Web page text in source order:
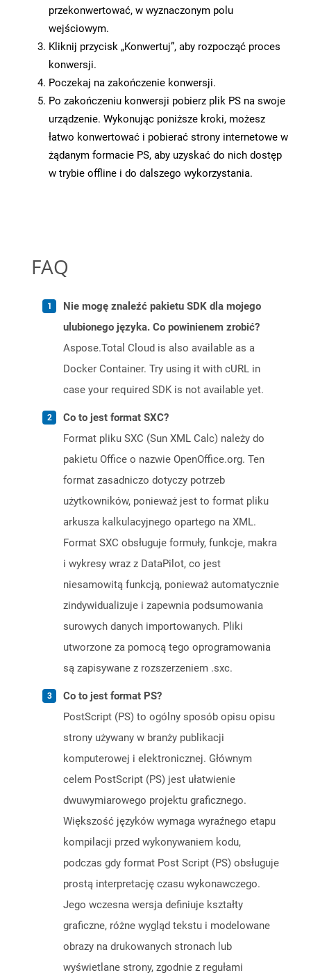
przekonwertować, w wyznaczonym polu
wejściowym.
Kliknij przycisk „Konwertuj”, aby rozpocząć proces
konwersji.
Poczekaj na zakończenie konwersji.
Po zakończeniu konwersji pobierz plik PS na swoje
urządzenie. Wykonując poniższe kroki, możesz
łatwo konwertować i pobierać strony internetowe w
żądanym formacie PS, aby uzyskać do nich dostęp
w trybie offline i do dalszego wykorzystania.
FAQ
Nie mogę znaleźć pakietu SDK dla mojego
ulubionego języka. Co powinienem zrobić?
Aspose.Total Cloud is also available as a
Docker Container. Try using it with cURL in
case your required SDK is not available yet.
Co to jest format SXC?
Format pliku SXC (Sun XML Calc) należy do
pakietu Office o nazwie OpenOffice.org. Ten
format zasadniczo dotyczy potrzeb
użytkowników, ponieważ jest to format pliku
arkusza kalkulacyjnego opartego na XML.
Format SXC obsługuje formuły, funkcje, makra
i wykresy wraz z DataPilot, co jest
niesamowitą funkcją, ponieważ automatycznie
zindywidualizuje i zapewnia podsumowania
surowych danych importowanych. Pliki
utworzone za pomocą tego oprogramowania
są zapisywane z rozszerzeniem .sxc.
Co to jest format PS?
PostScript (PS) to ogólny sposób opisu opisu
strony używany w branży publikacji
komputerowej i elektronicznej. Głównym
celem PostScript (PS) jest ułatwienie
dwuwymiarowego projektu graficznego.
Większość języków wymaga wyraźnego etapu
kompilacji przed wykonywaniem kodu,
podczas gdy format Post Script (PS) obsługuje
prostą interpretację czasu wykonawczego.
Jego wczesna wersja definiuje kształty
graficzne, różne wygląd tekstu i modelowane
obrazy na drukowanych stronach lub
wyświetlane strony, zgodnie z regułami